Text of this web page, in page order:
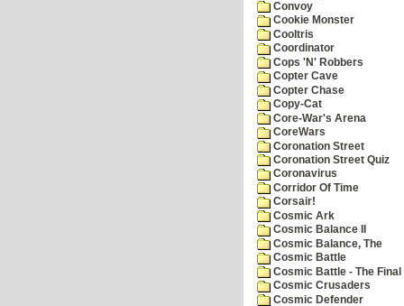
Convoy
Cookie Monster
Cooltris
Coordinator
Cops 'N' Robbers
Copter Cave
Copter Chase
Copy-Cat
Core-War's Arena
CoreWars
Coronation Street
Coronation Street Quiz
Coronavirus
Corridor Of Time
Corsair!
Cosmic Ark
Cosmic Balance II
Cosmic Balance, The
Cosmic Battle
Cosmic Battle - The
Cosmic Crusaders
Cosmic Defender